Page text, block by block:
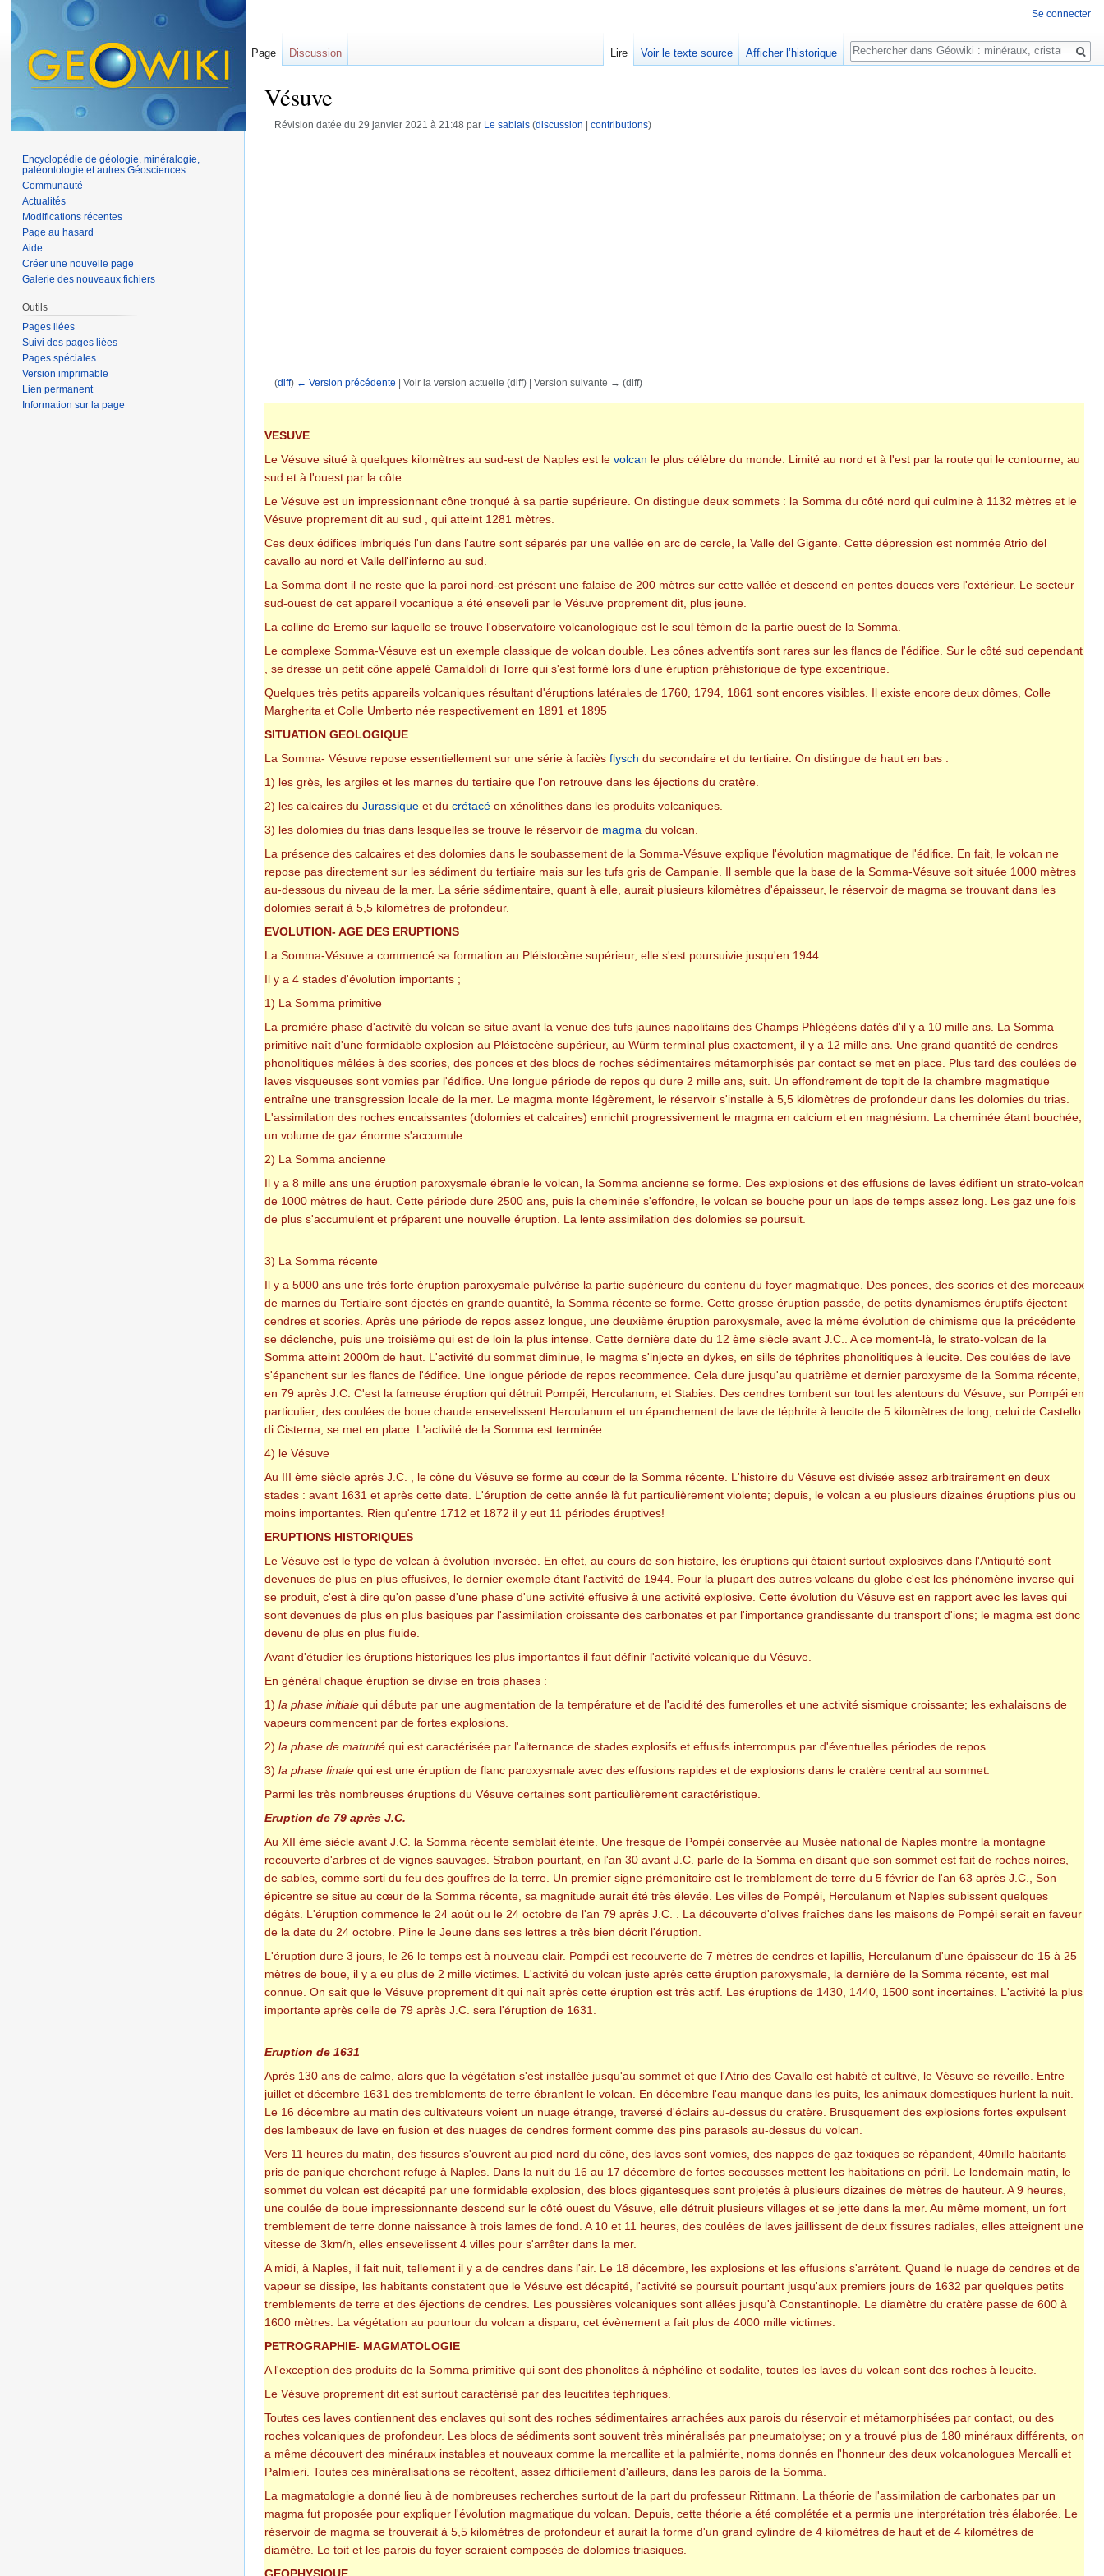
Vésuve
Révision datée du 29 janvier 2021 à 21:48 par Le sablais (discussion contributions)
(diff) ← Version précédente | Voir la version actuelle (diff) | Version suivante → (diff)
VESUVE
Le Vésuve situé à quelques kilomètres au sud-est de Naples est le volcan le plus célèbre du monde. Limité au nord et à l'est par la route qui le contourne, au
sud et à l'ouest par la côte.
Le Vésuve est un impressionnant cône tronqué à sa partie supérieure. On distingue deux sommets : la Somma du côté nord qui culmine à 1132 mètres et le
Vésuve proprement dit au sud , qui atteint 1281 mètres.
Ces deux édifices imbriqués l'un dans l'autre sont séparés par une vallée en arc de cercle, la Valle del Gigante. Cette dépression est nommée Atrio del
cavallo au nord et Valle dell'inferno au sud.
La Somma dont il ne reste que la paroi nord-est présent une falaise de 200 mètres sur cette vallée et descend en pentes douces vers l'extérieur. Le secteur
sud-ouest de cet appareil vocanique a été enseveli par le Vésuve proprement dit, plus jeune.
La colline de Eremo sur laquelle se trouve l'observatoire volcanologique est le seul témoin de la partie ouest de la Somma.
Le complexe Somma-Vésuve est un exemple classique de volcan double. Les cônes adventifs sont rares sur les flancs de l'édifice. Sur le côté sud cependant
, se dresse un petit cône appelé Camaldoli di Torre qui s'est formé lors d'une éruption préhistorique de type excentrique.
Quelques très petits appareils volcaniques résultant d'éruptions latérales de 1760, 1794, 1861 sont encores visibles. Il existe encore deux dômes, Colle
Margherita et Colle Umberto née respectivement en 1891 et 1895
SITUATION GEOLOGIQUE
La Somma- Vésuve repose essentiellement sur une série à faciès flysch du secondaire et du tertiaire. On distingue de haut en bas :
1) les grès, les argiles et les marnes du tertiaire que l'on retrouve dans les éjections du cratère.
2) les calcaires du Jurassique et du crétacé en xénolithes dans les produits volcaniques.
3) les dolomies du trias dans lesquelles se trouve le réservoir de magma du volcan.
La présence des calcaires et des dolomies dans le soubassement de la Somma-Vésuve explique l'évolution magmatique de l'édifice. En fait, le volcan ne
repose pas directement sur les sédiment du tertiaire mais sur les tufs gris de Campanie. Il semble que la base de la Somma-Vésuve soit située 1000 mètres
au-dessous du niveau de la mer. La série sédimentaire, quant à elle, aurait plusieurs kilomètres d'épaisseur, le réservoir de magma se trouvant dans les
dolomies serait à 5,5 kilomètres de profondeur.
EVOLUTION- AGE DES ERUPTIONS
La Somma-Vésuve a commencé sa formation au Pléistocène supérieur, elle s'est poursuivie jusqu'en 1944.
Il y a 4 stades d'évolution importants ;
1) La Somma primitive
La première phase d'activité du volcan se situe avant la venue des tufs jaunes napolitains des Champs Phlégéens datés d'il y a 10 mille ans. La Somma
primitive naît d'une formidable explosion au Pléistocène supérieur, au Würm terminal plus exactement, il y a 12 mille ans. Une grand quantité de cendres
phonolitiques mêlées à des scories, des ponces et des blocs de roches sédimentaires métamorphisés par contact se met en place. Plus tard des coulées de
laves visqueuses sont vomies par l'édifice. Une longue période de repos qu dure 2 mille ans, suit. Un effondrement de topit de la chambre magmatique
entraîne une transgression locale de la mer. Le magma monte légèrement, le réservoir s'installe à 5,5 kilomètres de profondeur dans les dolomies du trias.
L'assimilation des roches encaissantes (dolomies et calcaires) enrichit progressivement le magma en calcium et en magnésium. La cheminée étant bouchée,
un volume de gaz énorme s'accumule.
2) La Somma ancienne
Il y a 8 mille ans une éruption paroxysmale ébranle le volcan, la Somma ancienne se forme. Des explosions et des effusions de laves édifient un strato-volcan
de 1000 mètres de haut. Cette période dure 2500 ans, puis la cheminée s'effondre, le volcan se bouche pour un laps de temps assez long. Les gaz une fois
de plus s'accumulent et préparent une nouvelle éruption. La lente assimilation des dolomies se poursuit.
3) La Somma récente
Il y a 5000 ans une très forte éruption paroxysmale pulvérise la partie supérieure du contenu du foyer magmatique. Des ponces, des scories et des morceaux
de marnes du Tertiaire sont éjectés en grande quantité, la Somma récente se forme. Cette grosse éruption passée, de petits dynamismes éruptifs éjectent
cendres et scories. Après une période de repos assez longue, une deuxième éruption paroxysmale, avec la même évolution de chimisme que la précédente
se déclenche, puis une troisième qui est de loin la plus intense. Cette dernière date du 12 ème siècle avant J.C.. A ce moment-là, le strato-volcan de la
Somma atteint 2000m de haut. L'activité du sommet diminue, le magma s'injecte en dykes, en sills de téphrites phonolitiques à leucite. Des coulées de lave
s'épanchent sur les flancs de l'édifice. Une longue période de repos recommence. Cela dure jusqu'au quatrième et dernier paroxysme de la Somma récente,
en 79 après J.C. C'est la fameuse éruption qui détruit Pompéi, Herculanum, et Stabies. Des cendres tombent sur tout les alentours du Vésuve, sur Pompéi en
particulier; des coulées de boue chaude ensevelissent Herculanum et un épanchement de lave de téphrite à leucite de 5 kilomètres de long, celui de Castello
di Cisterna, se met en place. L'activité de la Somma est terminée.
4) le Vésuve
Au III ème siècle après J.C. , le cône du Vésuve se forme au cœur de la Somma récente. L'histoire du Vésuve est divisée assez arbitrairement en deux
stades : avant 1631 et après cette date. L'éruption de cette année là fut particulièrement violente; depuis, le volcan a eu plusieurs dizaines éruptions plus ou
moins importantes. Rien qu'entre 1712 et 1872 il y eut 11 périodes éruptives!
ERUPTIONS HISTORIQUES
Le Vésuve est le type de volcan à évolution inversée. En effet, au cours de son histoire, les éruptions qui étaient surtout explosives dans l'Antiquité sont
devenues de plus en plus effusives, le dernier exemple étant l'activité de 1944. Pour la plupart des autres volcans du globe c'est les phénomène inverse qui
se produit, c'est à dire qu'on passe d'une phase d'une activité effusive à une activité explosive. Cette évolution du Vésuve est en rapport avec les laves qui
sont devenues de plus en plus basiques par l'assimilation croissante des carbonates et par l'importance grandissante du transport d'ions; le magma est donc
devenu de plus en plus fluide.
Avant d'étudier les éruptions historiques les plus importantes il faut définir l'activité volcanique du Vésuve.
En général chaque éruption se divise en trois phases :
1) la phase initiale qui débute par une augmentation de la température et de l'acidité des fumerolles et une activité sismique croissante; les exhalaisons de
vapeurs commencent par de fortes explosions.
2) la phase de maturité qui est caractérisée par l'alternance de stades explosifs et effusifs interrompus par d'éventuelles périodes de repos.
3) la phase finale qui est une éruption de flanc paroxysmale avec des effusions rapides et de explosions dans le cratère central au sommet.
Parmi les très nombreuses éruptions du Vésuve certaines sont particulièrement caractéristique.
Eruption de 79 après J.C.
Au XII ème siècle avant J.C. la Somma récente semblait éteinte. Une fresque de Pompéi conservée au Musée national de Naples montre la montagne
recouverte d'arbres et de vignes sauvages. Strabon pourtant, en l'an 30 avant J.C. parle de la Somma en disant que son sommet est fait de roches noires,
de sables, comme sorti du feu des gouffres de la terre. Un premier signe prémonitoire est le tremblement de terre du 5 février de l'an 63 après J.C., Son
épicentre se situe au cœur de la Somma récente, sa magnitude aurait été très élevée. Les villes de Pompéi, Herculanum et Naples subissent quelques
dégâts. L'éruption commence le 24 août ou le 24 octobre de l'an 79 après J.C. . La découverte d'olives fraîches dans les maisons de Pompéi serait en faveur
de la date du 24 octobre. Pline le Jeune dans ses lettres a très bien décrit l'éruption.
L'éruption dure 3 jours, le 26 le temps est à nouveau clair. Pompéi est recouverte de 7 mètres de cendres et lapillis, Herculanum d'une épaisseur de 15 à 25
mètres de boue, il y a eu plus de 2 mille victimes. L'activité du volcan juste après cette éruption paroxysmale, la dernière de la Somma récente, est mal
connue. On sait que le Vésuve proprement dit qui naît après cette éruption est très actif. Les éruptions de 1430, 1440, 1500 sont incertaines. L'activité la plus
importante après celle de 79 après J.C. sera l'éruption de 1631.
Eruption de 1631
Après 130 ans de calme, alors que la végétation s'est installée jusqu'au sommet et que l'Atrio des Cavallo est habité et cultivé, le Vésuve se réveille. Entre
juillet et décembre 1631 des tremblements de terre ébranlent le volcan. En décembre l'eau manque dans les puits, les animaux domestiques hurlent la nuit.
Le 16 décembre au matin des cultivateurs voient un nuage étrange, traversé d'éclairs au-dessus du cratère. Brusquement des explosions fortes expulsent
des lambeaux de lave en fusion et des nuages de cendres forment comme des pins parasols au-dessus du volcan.
Vers 11 heures du matin, des fissures s'ouvrent au pied nord du cône, des laves sont vomies, des nappes de gaz toxiques se répandent, 40mille habitants
pris de panique cherchent refuge à Naples. Dans la nuit du 16 au 17 décembre de fortes secousses mettent les habitations en péril. Le lendemain matin, le
sommet du volcan est décapité par une formidable explosion, des blocs gigantesques sont projetés à plusieurs dizaines de mètres de hauteur. A 9 heures,
une coulée de boue impressionnante descend sur le côté ouest du Vésuve, elle détruit plusieurs villages et se jette dans la mer. Au même moment, un fort
tremblement de terre donne naissance à trois lames de fond. A 10 et 11 heures, des coulées de laves jaillissent de deux fissures radiales, elles atteignent une
vitesse de 3km/h, elles ensevelissent 4 villes pour s'arrêter dans la mer.
A midi, à Naples, il fait nuit, tellement il y a de cendres dans l'air. Le 18 décembre, les explosions et les effusions s'arrêtent. Quand le nuage de cendres et de
vapeur se dissipe, les habitants constatent que le Vésuve est décapité, l'activité se poursuit pourtant jusqu'aux premiers jours de 1632 par quelques petits
tremblements de terre et des éjections de cendres. Les poussières volcaniques sont allées jusqu'à Constantinople. Le diamètre du cratère passe de 600 à
1600 mètres. La végétation au pourtour du volcan a disparu, cet évènement a fait plus de 4000 mille victimes.
PETROGRAPHIE- MAGMATOLOGIE
A l'exception des produits de la Somma primitive qui sont des phonolites à néphéline et sodalite, toutes les laves du volcan sont des roches à leucite.
Le Vésuve proprement dit est surtout caractérisé par des leucitites téphriques.
Toutes ces laves contiennent des enclaves qui sont des roches sédimentaires arrachées aux parois du réservoir et métamorphisées par contact, ou des
roches volcaniques de profondeur. Les blocs de sédiments sont souvent très minéralisés par pneumatolyse; on y a trouvé plus de 180 minéraux différents, on
a même découvert des minéraux instables et nouveaux comme la mercallite et la palmiérite, noms donnés en l'honneur des deux volcanologues Mercalli et
Palmieri. Toutes ces minéralisations se récoltent, assez difficilement d'ailleurs, dans les parois de la Somma.
La magmatologie a donné lieu à de nombreuses recherches surtout de la part du professeur Rittmann. La théorie de l'assimilation de carbonates par un
magma fut proposée pour expliquer l'évolution magmatique du volcan. Depuis, cette théorie a été complétée et a permis une interprétation très élaborée. Le
réservoir de magma se trouverait à 5,5 kilomètres de profondeur et aurait la forme d'un grand cylindre de 4 kilomètres de haut et de 4 kilomètres de
diamètre. Le toit et les parois du foyer seraient composés de dolomies triasiques.
GEOPHYSIQUE
Se connecter
Page Discussion Lire Voir le texte source Afficher l’historique
Rechercher
Encyclopédie de géologie, minéralogie,
paléontologie et autres Géosciences
Communauté
Actualités
Modifications récentes
Page au hasard
Aide
Créer une nouvelle page
Galerie des nouveaux fichiers
Outils
Pages liées
Suivi des pages liées
Pages spéciales
Version imprimable
Lien permanent
Information sur la page